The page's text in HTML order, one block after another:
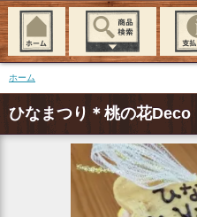
ホーム
ひなまつり＊桃の花Deco